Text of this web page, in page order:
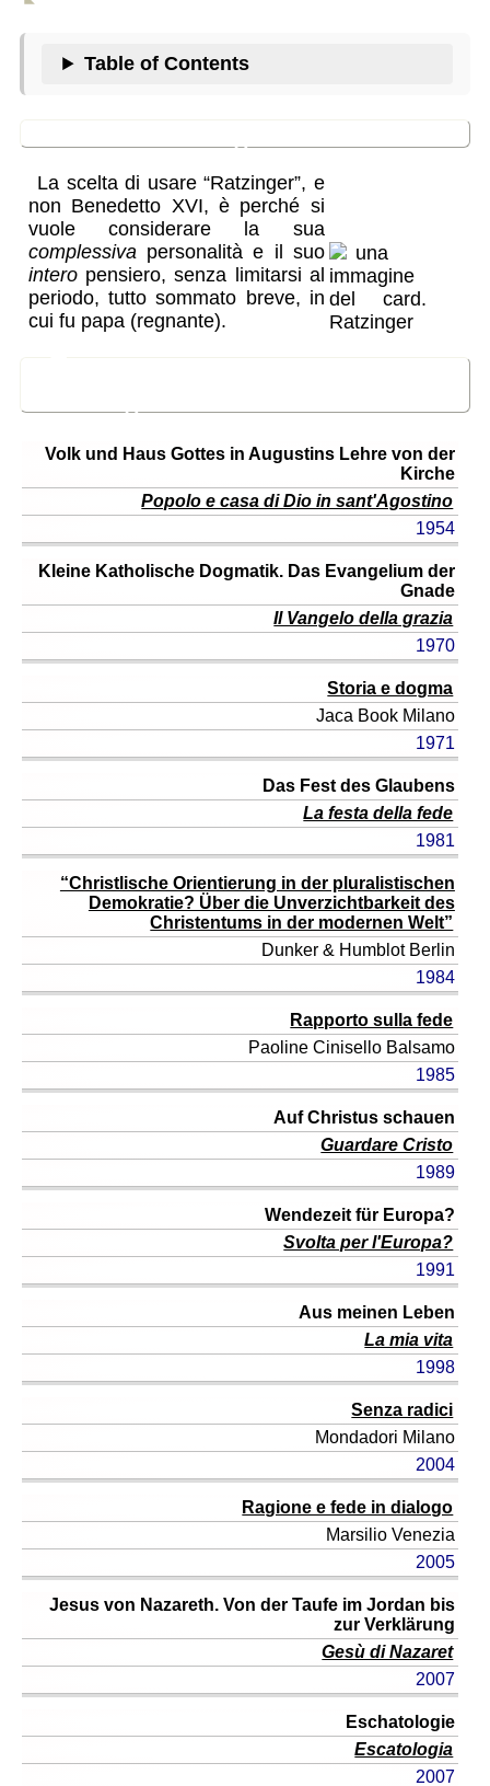
Table of Contents
La scelta di usare “Ratzinger”, e
non Benedetto XVI, è perché si
vuole considerare la sua
complessiva personalità e il suo
intero pensiero, senza limitarsi al
periodo, tutto sommato breve, in
cui fu papa (regnante).
titolo
(o
edizione)
anno
Volk und Haus Gottes in Augustins Lehre von der
Kirche
Popolo e casa di Dio in sant'Agostino
1954
Kleine Katholische Dogmatik. Das Evangelium der
Gnade
Il Vangelo della grazia
1970
Storia e dogma
Jaca Book Milano
1971
Das Fest des Glaubens
La festa della fede
1981
“Christlische Orientierung in der pluralistischen
Demokratie? Über die Unverzichtbarkeit des
Christentums in der modernen Welt”
Dunker & Humblot Berlin
1984
Rapporto sulla fede
Paoline Cinisello Balsamo
1985
Auf Christus schauen
Guardare Cristo
1989
Wendezeit für Europa?
Svolta per l'Europa?
1991
Aus meinen Leben
La mia vita
1998
Senza radici
Mondadori Milano
2004
Ragione e fede in dialogo
Marsilio Venezia
2005
Jesus von Nazareth. Von der Taufe im Jordan bis
zur Verklärung
Gesù di Nazaret
2007
Eschatologie
Escatologia
2007